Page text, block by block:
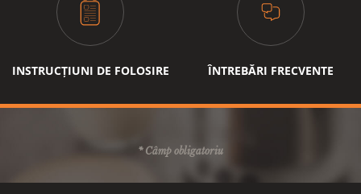
INSTRUCȚIUNI DE FOLOSIRE ÎNTREBĂRI FRECVENTE
* Câmp obligatoriu